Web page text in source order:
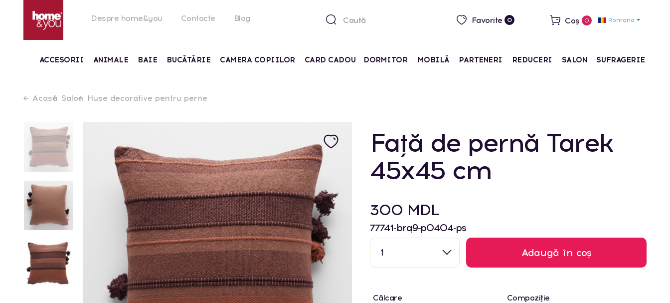
Despre home&you Contacte Blog Favorite 0 Coș 0 Romana
ACCESORII ANIMALE BAIE BUCĂTĂRIE CAMERA COPIILOR CARD CADOU DORMITOR MOBILĂ PARTENERI REDUCERI SALON SUFRAGERIE
Acasă Salon Huse decorative pentru perne
Față de pernă Tarek
45x45 cm
300 MDL
77741-brą9-p0404-ps
1 Adaugă în coș
Călcare
Compoziție